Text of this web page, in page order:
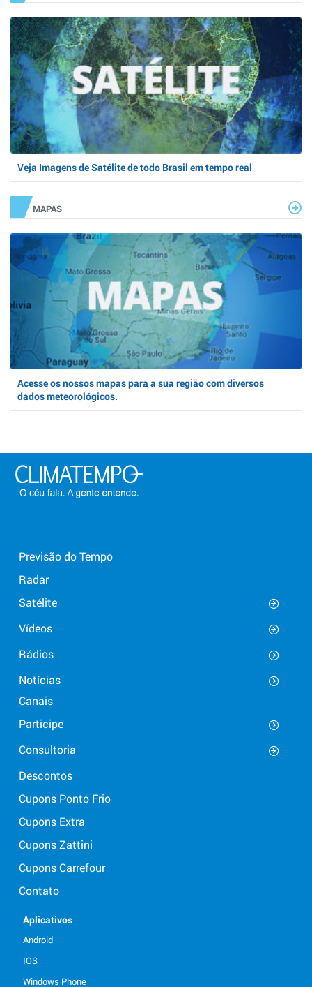
Veja Imagens de Satélite de todo Brasil em tempo real
MAPAS
Acesse os nossos mapas para a sua região com diversos
dados meteorológicos.
Previsão do Tempo
Radar
Satélite
Vídeos
Rádios
Notícias
Canais
Participe
Consultoria
Descontos
Cupons Ponto Frio
Cupons Extra
Cupons Zattini
Cupons Carrefour
Contato
Aplicativos
Android
IOS
Windows Phone